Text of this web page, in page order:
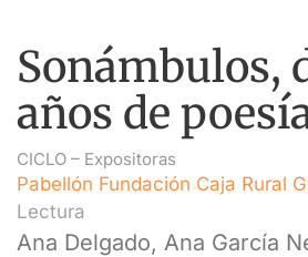
Sonámbulos,
años de
CICLO – Expositoras
Pabellón Fundación Caja Rural
Lectura
Ana Delgado, Ana García